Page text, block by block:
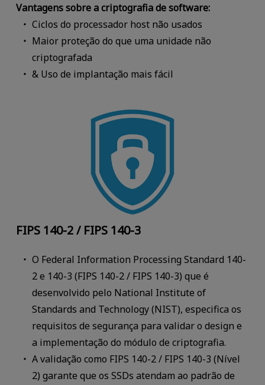
Vantagens sobre a criptografia de software:
Ciclos do processador host não usados
Maior proteção do que uma unidade não
criptografada
& Uso de implantação mais fácil
FIPS 140-2 / FIPS 140-3
O Federal Information Processing Standard 140-
2 e 140-3 (FIPS 140-2 / FIPS 140-3) que é
desenvolvido pelo National Institute of
Standards and Technology (NIST), especifica os
requisitos de segurança para validar o design e
a implementação do módulo de criptografia.
A validação como FIPS 140-2 / FIPS 140-3 (Nível
2) garante que os SSDs atendam ao padrão de